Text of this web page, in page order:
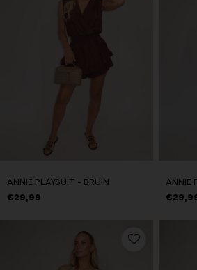
ANNIE PLAYSUIT - BRUIN
€29,99
ANNIE